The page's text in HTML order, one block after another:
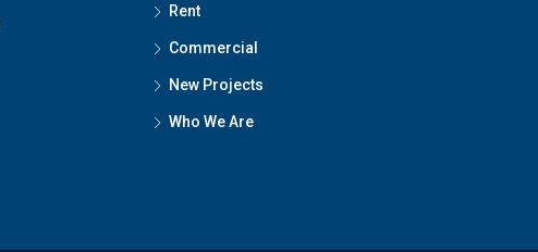
Rent
Commercial
New Projects
Who We Are